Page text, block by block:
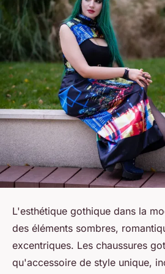
L'esthétique gothique dans la
des éléments sombres,
excentriques. Les chaussures
qu'accessoire de style unique,